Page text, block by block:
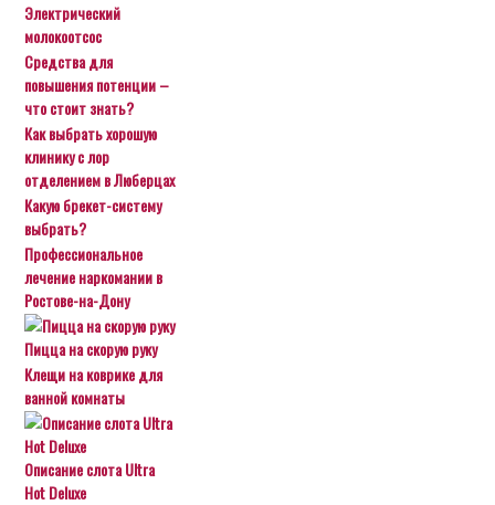
Электрический
молокоотсос
Средства для
повышения потенции –
что стоит знать?
Как выбрать хорошую
клинику с лор
отделением в Люберцах
Какую брекет-систему
выбрать?
Профессиональное
лечение наркомании в
Ростове-на-Дону
Пицца на скорую руку
Клещи на коврике для
ванной комнаты
Описание слота Ultra
Hot Deluxe